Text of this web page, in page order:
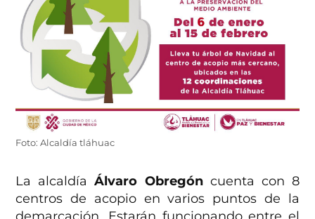
Foto: Alcaldía tláhuac
La alcaldíaÁlvaro Obregóncuenta con 8
centros de acopio en varios puntos de la